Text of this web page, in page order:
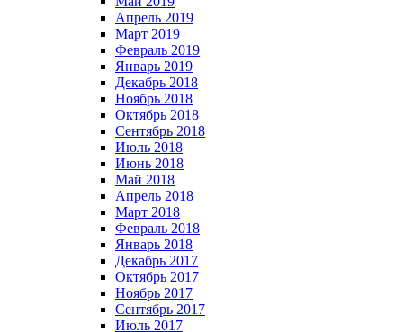
Апрель 2019
Март 2019
Февраль 2019
Январь 2019
Декабрь 2018
Ноябрь 2018
Октябрь 2018
Сентябрь 2018
Июль 2018
Июнь 2018
Май 2018
Апрель 2018
Март 2018
Февраль 2018
Январь 2018
Декабрь 2017
Октябрь 2017
Ноябрь 2017
Сентябрь 2017
Июль 2017